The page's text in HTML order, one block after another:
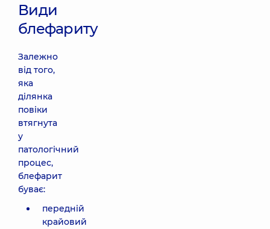
Види
блефариту
Залежно
від того,
яка
ділянка
повіки
втягнута
у
патологічний
процес,
блефарит
буває:
передній
крайовий